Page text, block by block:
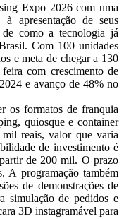
Expo 2026 com uma
à apresentação de seus
como a tecnologia já
Com 100 unidades
e meta de chegar a 130
com crescimento de
e avanço de 48% no
os formatos de franquia
quiosque e container
reais, valor que varia
de investimento é
de 200 mil. O prazo
A programação também
de demonstrações de
simulação de pedidos e
3D instagramável para